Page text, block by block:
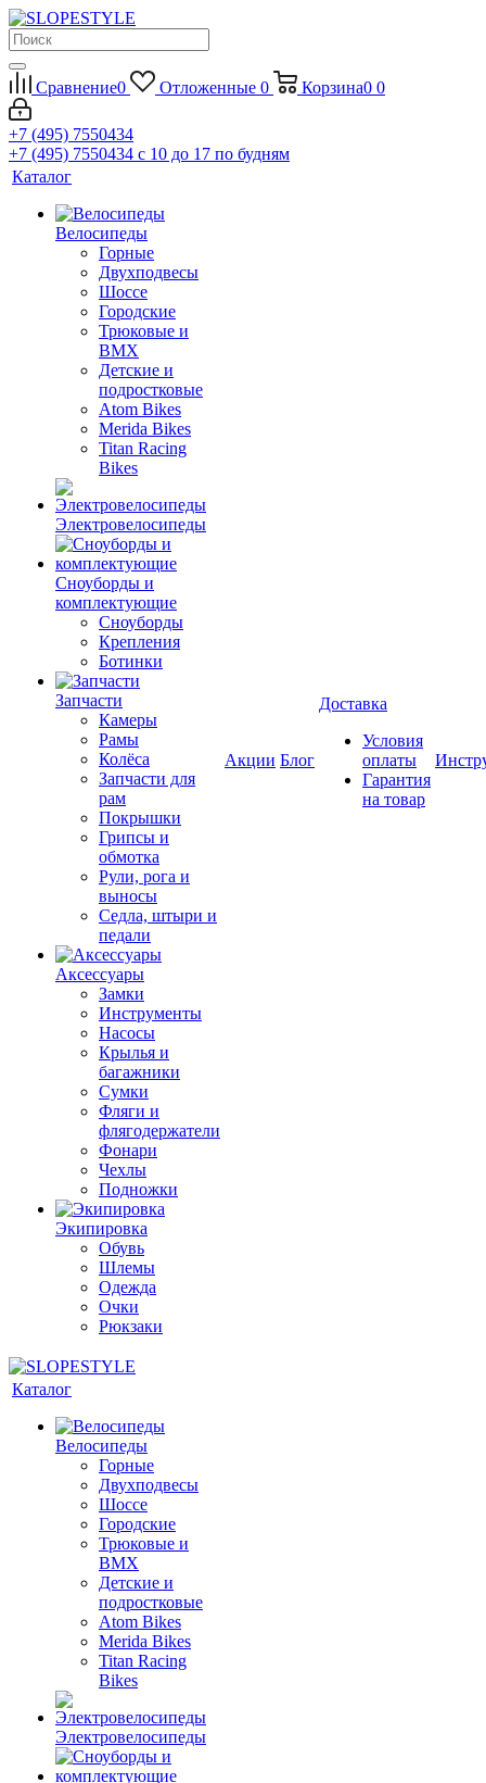
Сравнение0 Отложенные 0 Корзина0 0
+7 (495) 7550434
+7 (495) 7550434 с 10 до 17 по будням
Каталог
Велосипеды
Горные
Двухподвесы
Шоссе
Городские
Трюковые и
BMX
Детские и
подростковые
Atom Bikes
Merida Bikes
Titan Racing
Bikes
Электровелосипеды
Cноуборды и
комплектующие
Сноуборды
Крепления
Ботинки
Запчасти
Камеры
Рамы
Колёса
Запчасти для
рам
Покрышки
Грипсы и
обмотка
Рули, рога и
выносы
Седла, штыри и
педали
Аксессуары
Замки
Инструменты
Насосы
Крылья и
багажники
Сумки
Фляги и
флягодержатели
Фонари
Чехлы
Подножки
Экипировка
Обувь
Шлемы
Одежда
Очки
Рюкзаки
Акции Блог
Доставка
Условия
оплаты
Гарантия
на товар
Каталог
Велосипеды
Горные
Двухподвесы
Шоссе
Городские
Трюковые и
BMX
Детские и
подростковые
Atom Bikes
Merida Bikes
Titan Racing
Bikes
Электровелосипеды